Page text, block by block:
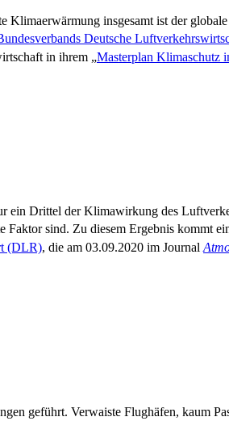
Klimaerwärmung insgesamt ist der
Deutsche
in ihrem „Masterplan Klimaschutz
ein Drittel der Klimawirkung des
Faktor sind. Zu diesem Ergebnis kommt
(DLR), die am 03.09.2020 im Journal
geführt. Verwaiste Flughäfen, kaum